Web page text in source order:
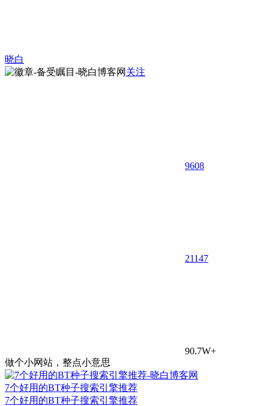
晓白
关注
9608
21147
90.7W+
做个小网站，整点小意思
7个好用的BT种子搜索引擎推荐
7个好用的BT种子搜索引擎推荐